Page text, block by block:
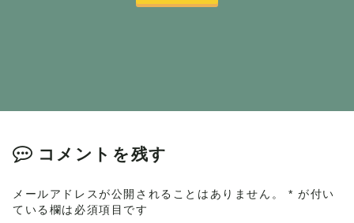
コメントを残す
メールアドレスが公開されることはありません。 * が付い
ている欄は必須項目です